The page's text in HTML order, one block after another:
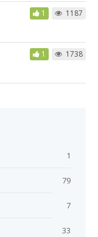
1 1187
1 1738
1
79
7
33